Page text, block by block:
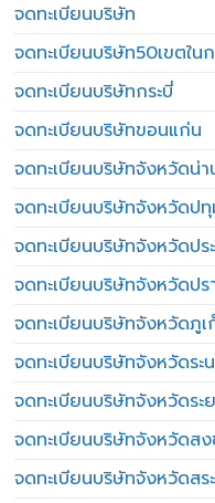
จดทะเบียนบริษัท
จดทะเบียนบริษัท50เขตใน
จดทะเบียนบริษัทกระบี่
จดทะเบียนบริษัทขอนแก่น
จดทะเบียนบริษัทจังหวัดน่า
จดทะเบียนบริษัทจังหวัดป
จดทะเบียนบริษัทจังหวัดปร
จดทะเบียนบริษัทจังหวัดปร
จดทะเบียนบริษัทจังหวัดภูเ
จดทะเบียนบริษัทจังหวัดระ
จดทะเบียนบริษัทจังหวัดระ
จดทะเบียนบริษัทจังหวัดส
จดทะเบียนบริษัทจังหวัดสร